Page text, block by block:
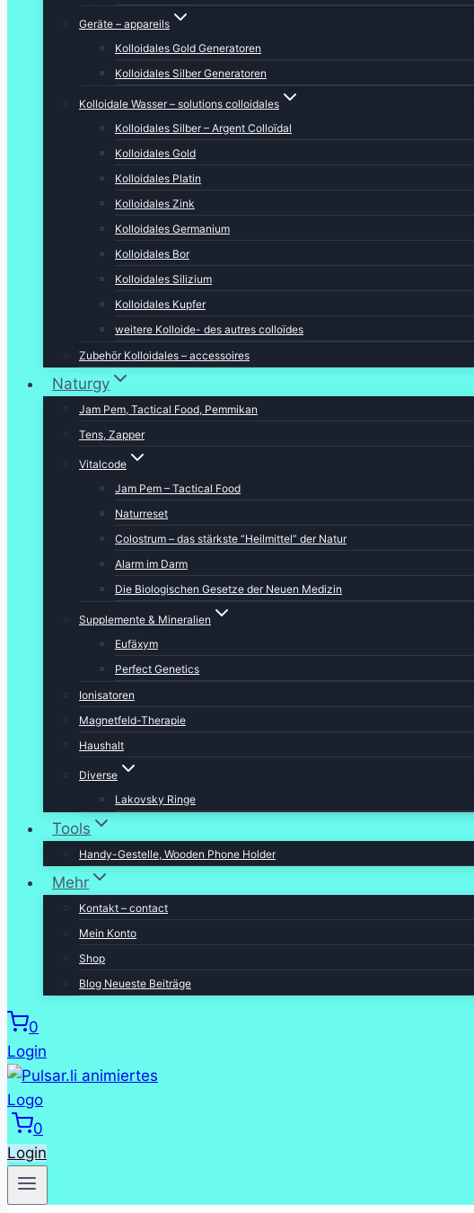
Geräte – appareils
Kolloidales Gold Generatoren
Kolloidales Silber Generatoren
Kolloidale Wasser – solutions colloidales
Kolloidales Silber – Argent Colloïdal
Kolloidales Gold
Kolloidales Platin
Kolloidales Zink
Kolloidales Germanium
Kolloidales Bor
Kolloidales Silizium
Kolloidales Kupfer
weitere Kolloide- des autres colloïdes
Zubehör Kolloidales – accessoires
Naturgy
Jam Pem, Tactical Food, Pemmikan
Tens, Zapper
Vitalcode
Jam Pem – Tactical Food
Naturreset
Colostrum – das stärkste “Heilmittel” der Natur
Alarm im Darm
Die Biologischen Gesetze der Neuen Medizin
Supplemente & Mineralien
Eufäxym
Perfect Genetics
Ionisatoren
Magnetfeld-Therapie
Haushalt
Diverse
Lakovsky Ringe
Tools
Handy-Gestelle, Wooden Phone Holder
Mehr
Kontakt – contact
Mein Konto
Shop
Blog Neueste Beiträge
0
Login
0
Login